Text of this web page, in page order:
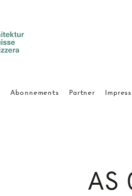
AS
Abonnements Partner